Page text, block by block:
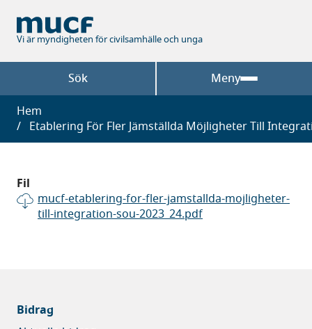
huvudinnehåll
Vi är myndigheten för civilsamhälle och unga
Sök Meny
Länkstig
Hem
Etablering För Fler Jämställda Möjligheter Till
Fil
mucf-etablering-for-fler-jamstallda-mojligheter-
till-integration-sou-2023_24.pdf
Bidrag